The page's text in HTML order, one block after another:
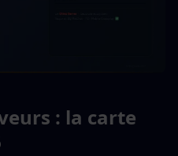
: la carte